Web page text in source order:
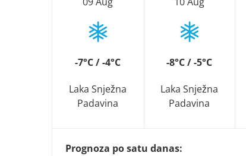
-7°C / -4°C
Laka Snježna
Padavina
-8°C / -5°C
Laka Snježna
Padavina
Prognoza po satu danas: